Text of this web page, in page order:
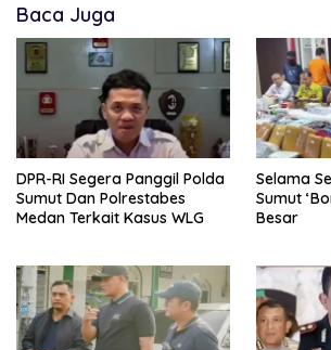
Baca Juga
DPR-RI Segera Panggil Polda
Sumut Dan Polrestabes
Medan Terkait Kasus WLG
Selama
Sumut
Besar